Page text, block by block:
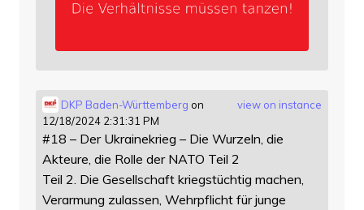
view on instance
DKP Baden-Württemberg on
12/18/2024 2:31:31 PM
#18 – Der Ukrainekrieg – Die Wurzeln, die
Akteure, die Rolle der NATO Teil 2
Teil 2. Die Gesellschaft kriegstüchtig machen,
Verarmung zulassen, Wehrpflicht für junge